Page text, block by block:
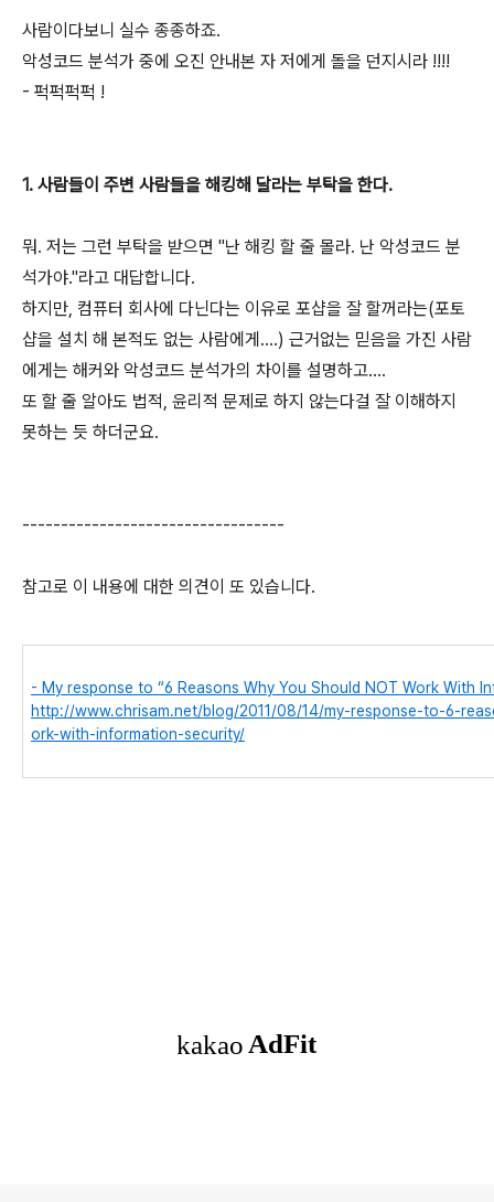
사람이다보니 실수 종종하죠.
악성코드 분석가 중에 오진 안내본 자 저에게 돌을 던지시라 !!!!
- 퍽퍽퍽퍽 !
1. 사람들이 주변 사람들을 해킹해 달라는 부탁을 한다.
뭐. 저는 그런 부탁을 받으면 "난 해킹 할 줄 몰라. 난 악성코드 분
석가야."라고 대답합니다.
하지만, 컴퓨터 회사에 다닌다는 이유로 포샵을 잘 할꺼라는(포토
샵을 설치 해 본적도 없는 사람에게....) 근거없는 믿음을 가진 사람
에게는 해커와 악성코드 분석가의 차이를 설명하고....
또 할 줄 알아도 법적, 윤리적 문제로 하지 않는다걸 잘 이해하지
못하는 듯 하더군요.
----------------------------------
참고로 이 내용에 대한 의견이 또 있습니다.
- My response to “6 Reasons Why You Should NOT Work With
http://www.chrisam.net/blog/2011/08/14/my-response-to-6-
ork-with-information-security/